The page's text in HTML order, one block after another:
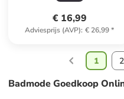
€ 16,99
Adviesprijs (AVP): € 26,99*
1 2
Badmode Goedkoop